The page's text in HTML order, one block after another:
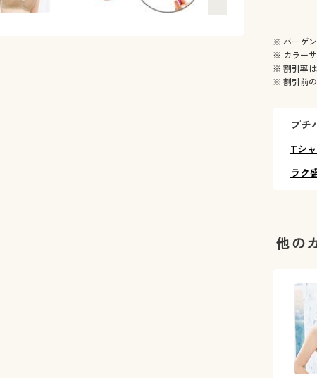
※ バーゲン
※ カラーサ
※ 割引率は
※ 割引前の
プチ
Tシ
ラク
他の